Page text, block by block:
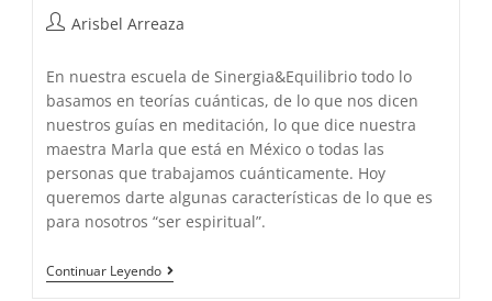
Autor
la
entrada:
Arisbel Arreaza
En nuestra escuela de Sinergia&Equilibrio todo lo
basamos en teorías cuánticas, de lo que nos dicen
nuestros guías en meditación, lo que dice nuestra
maestra Marla que está en México o todas las
personas que trabajamos cuánticamente. Hoy
queremos darte algunas características de lo que es
para nosotros “ser espiritual”.
Continuar Leyendo¿Qué
Significa